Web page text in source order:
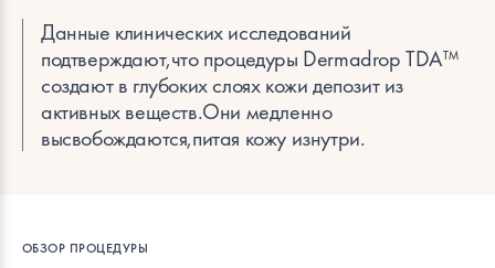
Данные клинических исследований
подтверждают,что процедуры Dermadrop TDA™
создают в глубоких слоях кожи депозит из
активных веществ.Они медленно
высвобождаются,питая кожу изнутри.
ОБЗОР ПРОЦЕДУРЫ